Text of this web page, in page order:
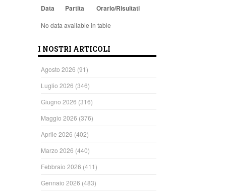
Data Partita Orario/Risultati
No data available in table
I NOSTRI ARTICOLI
Agosto 2026 (91)
Luglio 2026 (346)
Giugno 2026 (316)
Maggio 2026 (376)
Aprile 2026 (402)
Marzo 2026 (440)
Febbraio 2026 (411)
Gennaio 2026 (483)